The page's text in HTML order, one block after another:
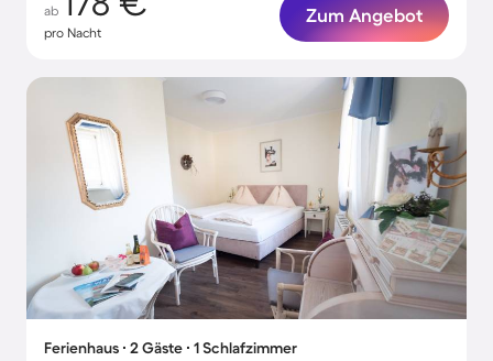
ab
pro Nacht
Zum Angebot
Ferienhaus ∙ 2 Gäste ∙ 1 Schlafzimmer